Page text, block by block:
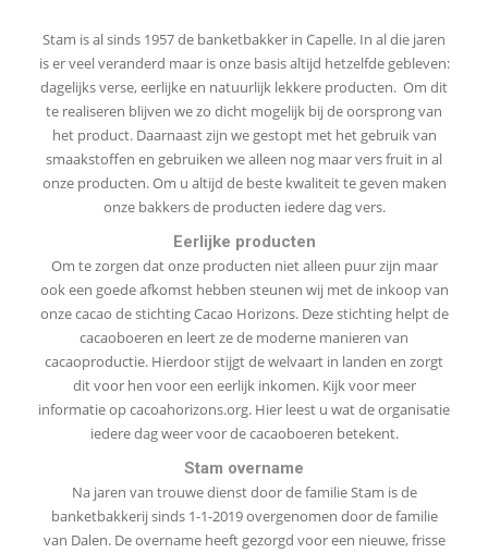
Stam is al sinds 1957 de banketbakker in Capelle. In al die jaren
is er veel veranderd maar is onze basis altijd hetzelfde gebleven:
dagelijks verse, eerlijke en natuurlijk lekkere producten. Om dit
te realiseren blijven we zo dicht mogelijk bij de oorsprong van
het product. Daarnaast zijn we gestopt met het gebruik van
smaakstoffen en gebruiken we alleen nog maar vers fruit in al
onze producten. Om u altijd de beste kwaliteit te geven maken
onze bakkers de producten iedere dag vers.
Eerlijke producten
Om te zorgen dat onze producten niet alleen puur zijn maar
ook een goede afkomst hebben steunen wij met de inkoop van
onze cacao de stichting Cacao Horizons. Deze stichting helpt de
cacaoboeren en leert ze de moderne manieren van
cacaoproductie. Hierdoor stijgt de welvaart in landen en zorgt
dit voor hen voor een eerlijk inkomen. Kijk voor meer
informatie op cacoahorizons.org. Hier leest u wat de organisatie
iedere dag weer voor de cacaoboeren betekent.
Stam overname
Na jaren van trouwe dienst door de familie Stam is de
banketbakkerij sinds 1-1-2019 overgenomen door de familie
van Dalen. De overname heeft gezorgd voor een nieuwe, frisse